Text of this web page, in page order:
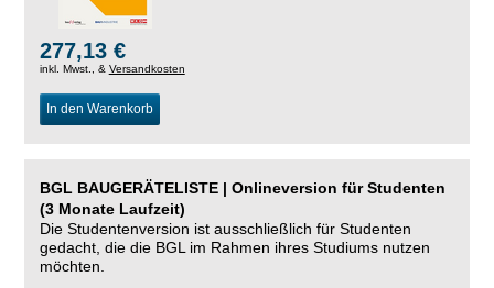
277,13 €
inkl. Mwst., & Versandkosten
In den Warenkorb
BGL BAUGERÄTELISTE | Onlineversion für Studenten
(3 Monate Laufzeit)
Die Studentenversion ist ausschließlich für Studenten
gedacht, die die BGL im Rahmen ihres Studiums nutzen
möchten.